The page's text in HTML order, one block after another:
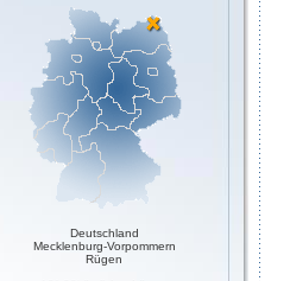
Deutschland
Mecklenburg-Vorpommern
Rügen